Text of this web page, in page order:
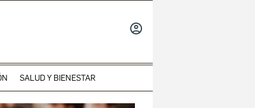
SALUD Y BIENESTAR